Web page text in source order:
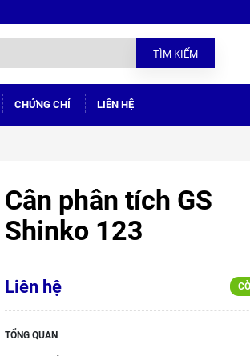
TÌM KIẾM
CHỨNG CHỈ LIÊN HỆ
Cân phân tích GS
Shinko 123
Liên hệ
TỔNG QUAN